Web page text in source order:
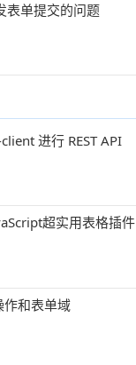
表单提交的问题
进行 REST API
超实用表格插件
作和表单域